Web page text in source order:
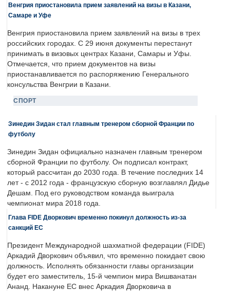
Венгрия приостановила прием заявлений на визы в Казани,
Самаре и Уфе
Венгрия приостановила прием заявлений на визы в трех
российских городах. С 29 июня документы перестанут
принимать в визовых центрах Казани, Самары и Уфы.
Отмечается, что прием документов на визы
приостанавливается по распоряжению Генерального
консульства Венгрии в Казани.
СПОРТ
Зинедин Зидан стал главным тренером сборной Франции по
футболу
Зинедин Зидан официально назначен главным тренером
сборной Франции по футболу. Он подписал контракт,
который рассчитан до 2030 года. В течение последних 14
лет - с 2012 года - французскую сборную возглавлял Дидье
Дешам. Под его руководством команда выиграла
чемпионат мира 2018 года.
Глава FIDE Дворкович временно покинул должность из-за
санкций ЕС
Президент Международной шахматной федерации (FIDE)
Аркадий Дворкович объявил, что временно покидает свою
должность. Исполнять обязанности главы организации
будет его заместитель, 15-й чемпион мира Вишванатан
Ананд. Накануне ЕС внес Аркадия Дворковича в